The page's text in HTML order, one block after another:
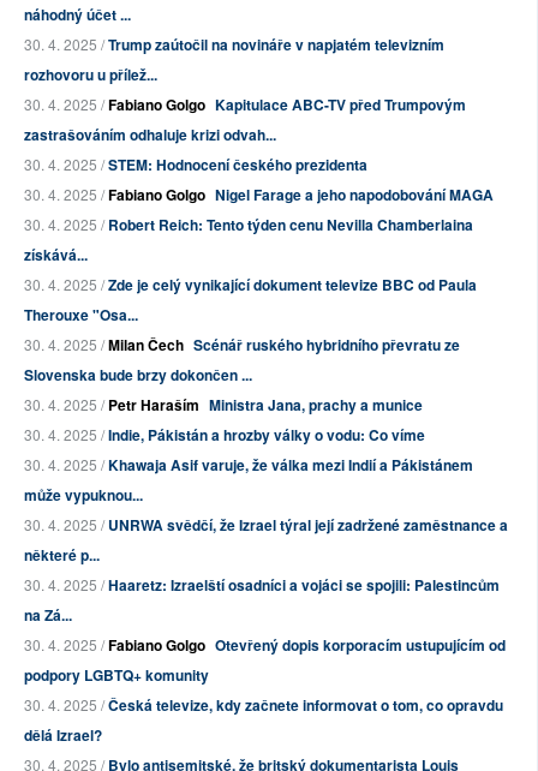
náhodný účet ...
30. 4. 2025 /Trump zaútočil na novináře v napjatém televizním
rozhovoru u přílež...
30. 4. 2025 /Fabiano Golgo Kapitulace ABC-TV před Trumpovým
zastrašováním odhaluje krizi odvah...
30. 4. 2025 /STEM: Hodnocení českého prezidenta
30. 4. 2025 /Fabiano Golgo Nigel Farage a jeho napodobování MAGA
30. 4. 2025 /Robert Reich: Tento týden cenu Nevilla Chamberlaina
získává...
30. 4. 2025 /Zde je celý vynikající dokument televize BBC od Paula
Therouxe "Osa...
30. 4. 2025 /Milan Čech Scénář ruského hybridního převratu ze
Slovenska bude brzy dokončen ...
30. 4. 2025 /Petr Haraším Ministra Jana, prachy a munice
30. 4. 2025 /Indie, Pákistán a hrozby války o vodu: Co víme
30. 4. 2025 /Khawaja Asif varuje, že válka mezi Indií a Pákistánem
může vypuknou...
30. 4. 2025 /UNRWA svědčí, že Izrael týral její zadržené zaměstnance a
některé p...
30. 4. 2025 /Haaretz: Izraelští osadníci a vojáci se spojili: Palestincům
na Zá...
30. 4. 2025 /Fabiano Golgo Otevřený dopis korporacím ustupujícím od
podpory LGBTQ+ komunity
30. 4. 2025 /Česká televize, kdy začnete informovat o tom, co opravdu
dělá Izrael?
30. 4. 2025 /Bylo antisemitské, že britský dokumentarista Louis